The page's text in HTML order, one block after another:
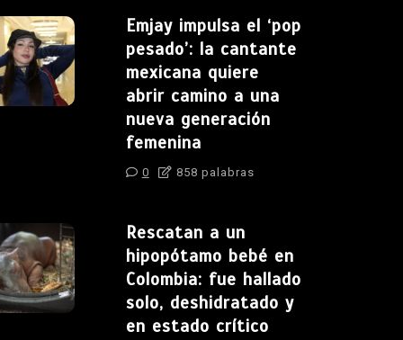
Emjay impulsa el ‘pop
pesado’: la cantante
mexicana quiere
abrir camino a una
nueva generación
femenina
0 858 palabras
Rescatan a un
hipopótamo bebé en
Colombia: fue hallado
solo, deshidratado y
en estado crítico